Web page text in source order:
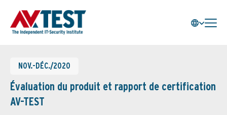
NOV.-DÉC./2020
Évaluation du produit et rapport de certification
AV-TEST